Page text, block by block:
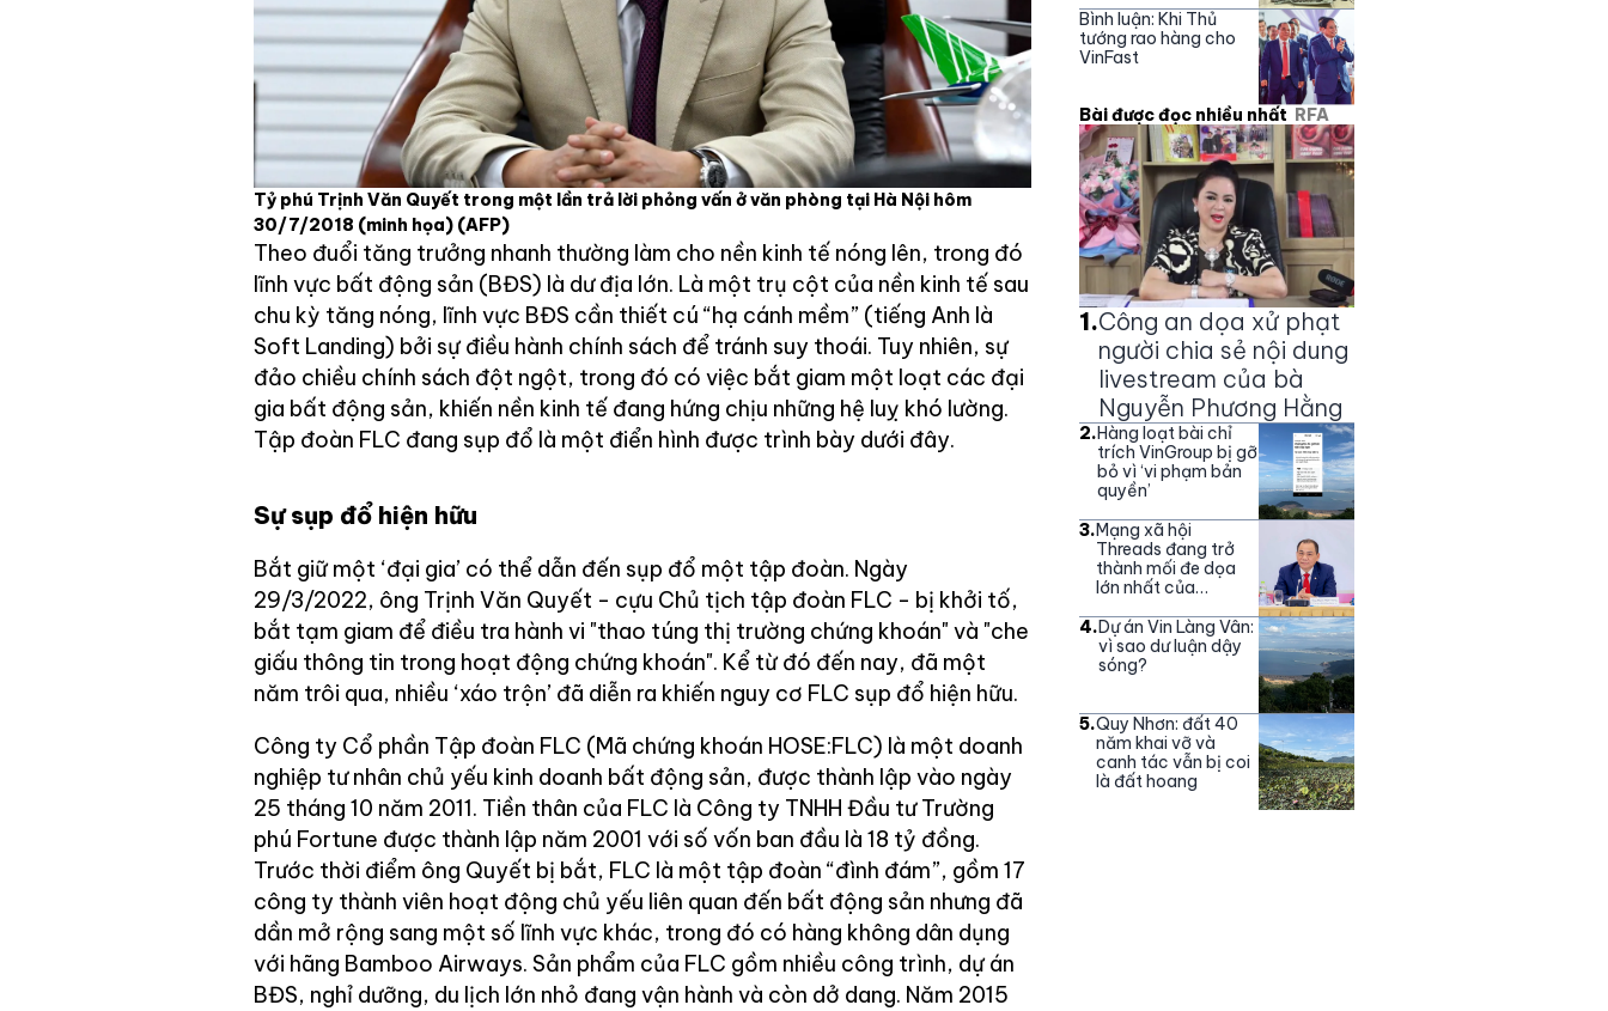
Tỷ phú Trịnh Văn Quyết trong một lần trả lời phỏng vấn ở văn phòng tại Hà Nội hôm
30/7/2018 (minh họa) (AFP)
Theo đuổi tăng trưởng nhanh thường làm cho nền kinh tế nóng lên, trong đó
lĩnh vực bất động sản (BĐS) là dư địa lớn. Là một trụ cột của nền kinh tế sau
chu kỳ tăng nóng, lĩnh vực BĐS cần thiết cú “hạ cánh mềm” (tiếng Anh là
Soft Landing) bởi sự điều hành chính sách để tránh suy thoái. Tuy nhiên, sự
đảo chiều chính sách đột ngột, trong đó có việc bắt giam một loạt các đại
gia bất động sản, khiến nền kinh tế đang hứng chịu những hệ luỵ khó lường.
Tập đoàn FLC đang sụp đổ là một điển hình được trình bày dưới đây.
Sự sụp đổ hiện hữu
Bắt giữ một ‘đại gia’ có thể dẫn đến sụp đổ một tập đoàn. Ngày
29/3/2022, ông Trịnh Văn Quyết - cựu Chủ tịch tập đoàn FLC - bị khởi tố,
bắt tạm giam để điều tra hành vi "thao túng thị trường chứng khoán" và "che
giấu thông tin trong hoạt động chứng khoán". Kể từ đó đến nay, đã một
năm trôi qua, nhiều ‘xáo trộn’ đã diễn ra khiến nguy cơ FLC sụp đổ hiện hữu.
Công ty Cổ phần Tập đoàn FLC (Mã chứng khoán HOSE:FLC) là một doanh
nghiệp tư nhân chủ yếu kinh doanh bất động sản, được thành lập vào ngày
25 tháng 10 năm 2011. Tiền thân của FLC là Công ty TNHH Đầu tư Trường
phú Fortune được thành lập năm 2001 với số vốn ban đầu là 18 tỷ đồng.
Trước thời điểm ông Quyết bị bắt, FLC là một tập đoàn “đình đám”, gồm 17
công ty thành viên hoạt động chủ yếu liên quan đến bất động sản nhưng đã
dần mở rộng sang một số lĩnh vực khác, trong đó có hàng không dân dụng
với hãng Bamboo Airways. Sản phẩm của FLC gồm nhiều công trình, dự án
BĐS, nghỉ dưỡng, du lịch lớn nhỏ đang vận hành và còn dở dang. Năm 2015
Bình luận: Khi Thủ
tướng rao hàng cho
VinFast
Bài được đọc nhiều nhất RFA
1.Công an dọa xử phạt
người chia sẻ nội dung
livestream của bà
Nguyễn Phương Hằng
2.Hàng loạt bài chỉ
trích VinGroup bị gỡ
bỏ vì ‘vi phạm bản
quyền’
3.Mạng xã hội
Threads đang trở
thành mối đe dọa
lớn nhất của
4.Dự án Vin Làng Vân:
vì sao dư luận dậy
sóng?
5.Quy Nhơn: đất 40
năm khai vỡ và
canh tác vẫn bị coi
là đất hoang